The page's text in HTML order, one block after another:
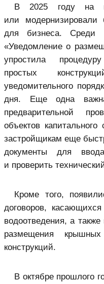
В 2025 году на
или
для бизнеса.
«Уведомление о
упростила
простых
уведомительного
дня. Еще одна
предварительной
объектов
застройщикам еще
документы для
и проверить
Кроме того,
договоров,
водоотведения, а
размещения
конструкций.
В октябре прошлого